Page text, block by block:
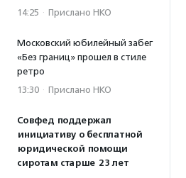
14:25 · Прислано НКО
Московский юбилейный забег
«Без границ» прошел в стиле
ретро
13:30 · Прислано НКО
Совфед поддержал
инициативу о бесплатной
юридической помощи
сиротам старше 23 лет